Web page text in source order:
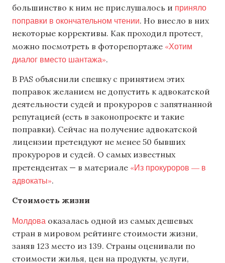
большинство к ним не прислушалось и приняло
поправки в окончательном чтении. Но внесло в них
некоторые коррективы. Как проходил протест,
можно посмотреть в фоторепортаже «Хотим
диалог вместо шантажа».
В PAS объяснили спешку с принятием этих
поправок желанием не допустить к адвокатской
деятельности судей и прокуроров с запятнанной
репутацией (есть в законопроекте и такие
поправки). Сейчас на получение адвокатской
лицензии претендуют не менее 50 бывших
прокуроров и судей. О самых известных
претендентах — в материале «Из прокуроров — в
адвокаты».
Стоимость жизни
Молдова оказалась одной из самых дешевых
стран в мировом рейтинге стоимости жизни,
заняв 123 место из 139. Страны оценивали по
стоимости жилья, цен на продукты, услуги,